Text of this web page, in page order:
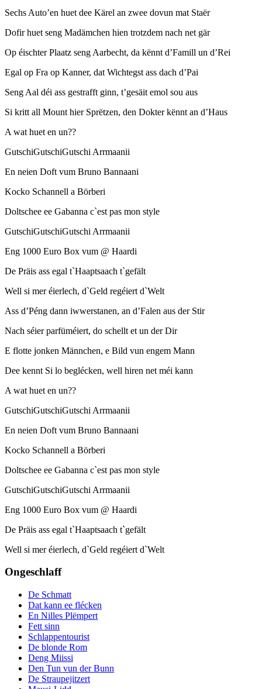
Sechs Auto’en huet dee Kärel an zwee dovun mat Staër
Dofir huet seng Madämchen hien trotzdem nach net gär
Op éischter Plaatz seng Aarbecht, da kënnt d’Famill un d’Rei
Egal op Fra op Kanner, dat Wichtegst ass dach d’Pai
Seng Aal déi ass gestrafft ginn, t’gesäit emol sou aus
Si kritt all Mount hier Sprëtzen, den Dokter kënnt an d’Haus
A wat huet en un??
GutschiGutschiGutschi Arrmaanii
En neien Doft vum Bruno Bannaani
Kocko Schannell a Börberi
Doltschee ee Gabanna c`est pas mon style
GutschiGutschiGutschi Arrmaanii
Eng 1000 Euro Box vum @ Haardi
De Präis ass egal t`Haaptsaach t`gefält
Well si mer éierlech, d`Geld regéiert d`Welt
Ass d’Péng dann iwwerstanen, an d’Falen aus der Stir
Nach séier parfüméiert, do schellt et un der Dir
E flotte jonken Männchen, e Bild vun engem Mann
Dee kennt Si lo beglécken, well hiren net méi kann
A wat huet en un??
GutschiGutschiGutschi Arrmaanii
En neien Doft vum Bruno Bannaani
Kocko Schannell a Börberi
Doltschee ee Gabanna c`est pas mon style
GutschiGutschiGutschi Arrmaanii
Eng 1000 Euro Box vum @ Haardi
De Präis ass egal t`Haaptsaach t`gefält
Well si mer éierlech, d`Geld regéiert d`Welt
Ongeschlaff
De Schmatt
Dat kann ee flécken
En Nilles Plëmpert
Fett sinn
Schlappentourist
De blonde Rom
Deng Miissi
Den Tun vun der Bunn
De Straupejitzert